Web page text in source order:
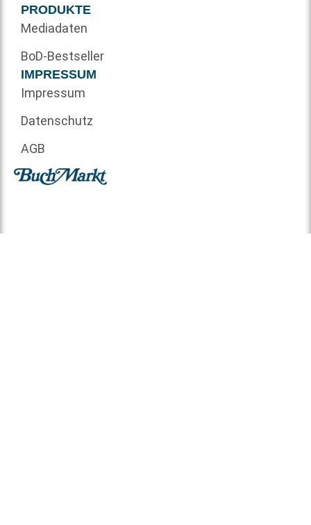
PRODUKTE
Mediadaten
BoD-Bestseller
IMPRESSUM
Impressum
Datenschutz
AGB